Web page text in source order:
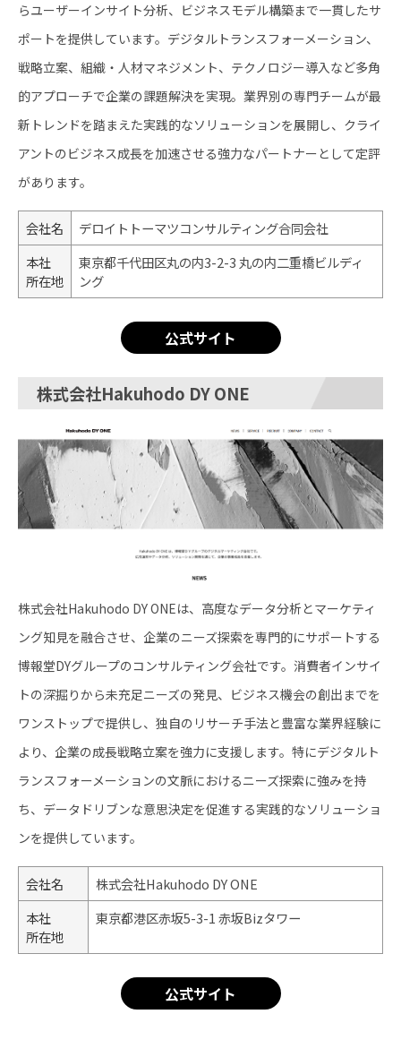
らユーザーインサイト分析、ビジネスモデル構築まで一貫したサ
ポートを提供しています。デジタルトランスフォーメーション、
戦略立案、組織・人材マネジメント、テクノロジー導入など多角
的アプローチで企業の課題解決を実現。業界別の専門チームが最
新トレンドを踏まえた実践的なソリューションを展開し、クライ
アントのビジネス成長を加速させる強力なパートナーとして定評
があります。
会社名
デロイトトーマツコンサルティング合同会社
本社
所在地
東京都千代田区丸の内3-2-3 丸の内二重橋ビルディ
ング
公式サイト
株式会社Hakuhodo DY ONE
株式会社Hakuhodo DY ONEは、高度なデータ分析とマーケティ
ング知見を融合させ、企業のニーズ探索を専門的にサポートする
博報堂DYグループのコンサルティング会社です。消費者インサイ
トの深掘りから未充足ニーズの発見、ビジネス機会の創出までを
ワンストップで提供し、独自のリサーチ手法と豊富な業界経験に
より、企業の成長戦略立案を強力に支援します。特にデジタルト
ランスフォーメーションの文脈におけるニーズ探索に強みを持
ち、データドリブンな意思決定を促進する実践的なソリューショ
ンを提供しています。
会社名
株式会社Hakuhodo DY ONE
本社
所在地
東京都港区赤坂5-3-1 赤坂Bizタワー
公式サイト